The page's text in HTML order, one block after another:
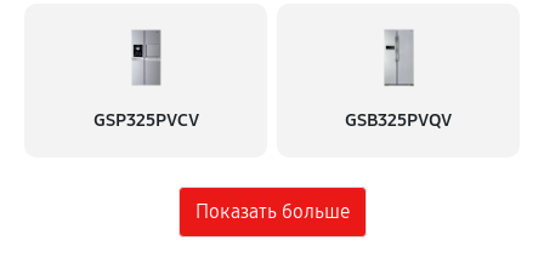
GSP325PVCV GSB325PVQV